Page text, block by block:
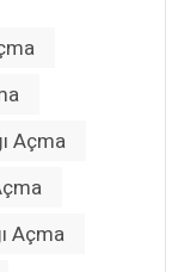
Açma
Açma